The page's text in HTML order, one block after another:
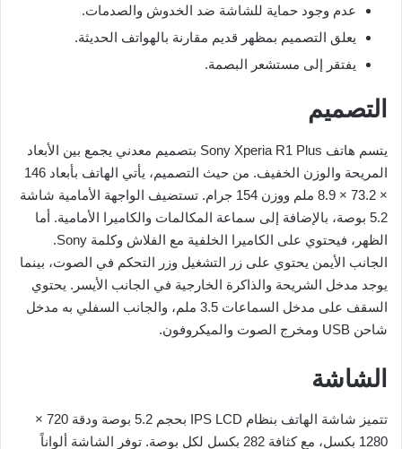
عدم وجود حماية للشاشة ضد الخدوش والصدمات.
يعلق التصميم بمظهر قديم مقارنة بالهواتف الحديثة.
يفتقر إلى مستشعر البصمة.
التصميم
يتسم هاتف Sony Xperia R1 Plus بتصميم معدني يجمع بين الأبعاد
المريحة والوزن الخفيف. من حيث التصميم، يأتي الهاتف بأبعاد 146
× 73.2 × 8.9 ملم ووزن 154 جرام. تستضيف الواجهة الأمامية شاشة
5.2 بوصة، بالإضافة إلى سماعة المكالمات والكاميرا الأمامية. أما
الظهر، فيحتوي على الكاميرا الخلفية مع الفلاش وكلمة Sony.
الجانب الأيمن يحتوي على زر التشغيل وزر التحكم في الصوت، بينما
يوجد مدخل الشريحة والذاكرة الخارجية في الجانب الأيسر. يحتوي
السقف على مدخل السماعات 3.5 ملم، والجانب السفلي به مدخل
شاحن USB ومخرج الصوت والميكروفون.
الشاشة
تتميز شاشة الهاتف بنظام IPS LCD بحجم 5.2 بوصة ودقة 720 ×
1280 بكسل، مع كثافة 282 بكسل لكل بوصة. توفر الشاشة ألواناً